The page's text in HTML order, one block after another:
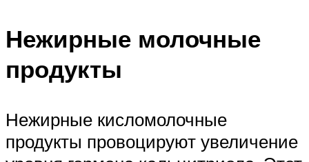
Нежирные молочные
продукты
Нежирные кисломолочные
продукты провоцируют увеличение